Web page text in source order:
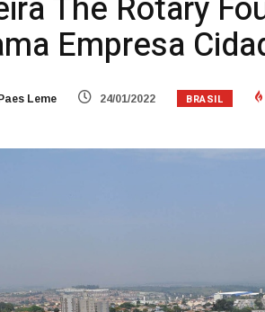
Empresa
Leme 24/01/2022 BRASIL